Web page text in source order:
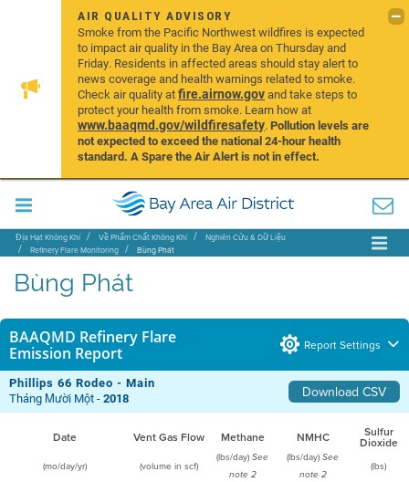
AIR QUALITY ADVISORY
Smoke from the Pacific Northwest wildfires is expected
to impact air quality in the Bay Area on Thursday and
Friday. Residents in affected areas should stay alert to
news coverage and health warnings related to smoke.
Check air quality atfire.airnow.govand take steps to
protect your health from smoke. Learn how at
www.baaqmd.gov/wildfiresafety.Pollution levels are
not expected to exceed the national 24-hour health
standard. A Spare the Air Alert is not in effect.
Địa Hạt Không Khí Về Phẩm Chất Không Khí
Nghiên Cứu & Dữ Liệu
Refinery Flare Monitoring
Bùng Phát
Bùng Phát
BAAQMD Refinery Flare
Emission Report
Report Settings
Phillips 66 Rodeo - Main Download CSV
Tháng Mười Một -2018
Date Vent Gas Flow Methane NMHC Sulfur
Dioxide
(mo/day/yr) (volume in scf)
(lbs/day) See
note 2
(lbs/day) See
note 2
(lbs)